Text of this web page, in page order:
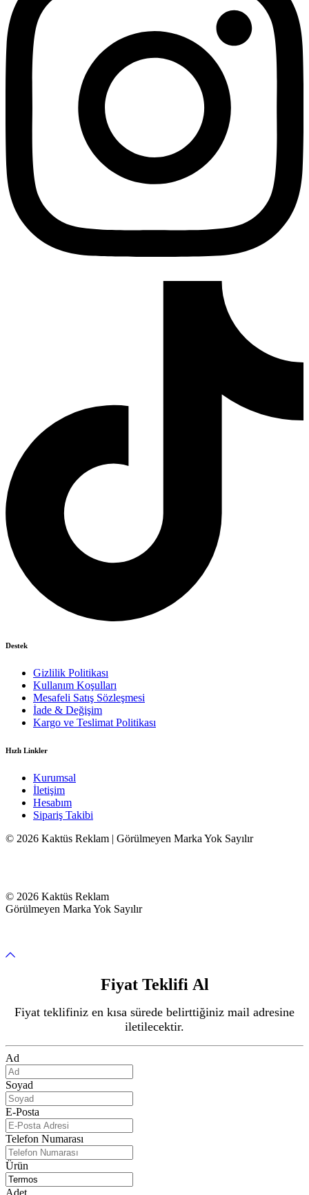
Destek
Gizlilik Politikası
Kullanım Koşulları
Mesafeli Satış Sözleşmesi
İade & Değişim
Kargo ve Teslimat Politikası
Hızlı Linkler
Kurumsal
İletişim
Hesabım
Sipariş Takibi
© 2026 Kaktüs Reklam | Görülmeyen Marka Yok Sayılır
© 2026 Kaktüs Reklam
Görülmeyen Marka Yok Sayılır
Fiyat Teklifi Al
Fiyat teklifiniz en kısa sürede belirttiğiniz mail adresine
iletilecektir.
Ad
Soyad
E-Posta
Telefon Numarası
Ürün
Adet